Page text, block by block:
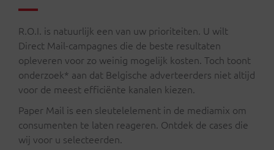
R.O.I. is natuurlijk een van uw prioriteiten. U wilt
Direct Mail-campagnes die de beste resultaten
opleveren voor zo weinig mogelijk kosten. Toch toont
onderzoek* aan dat Belgische adverteerders niet altijd
voor de meest efficiënte kanalen kiezen.
Paper Mail is een sleutelelement in de mediamix om
consumenten te laten reageren. Ontdek de cases die
wij voor u selecteerden.